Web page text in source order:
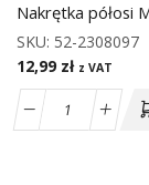
Nakrętka półosi
SKU: 52-2308097
12,99 zł z VAT